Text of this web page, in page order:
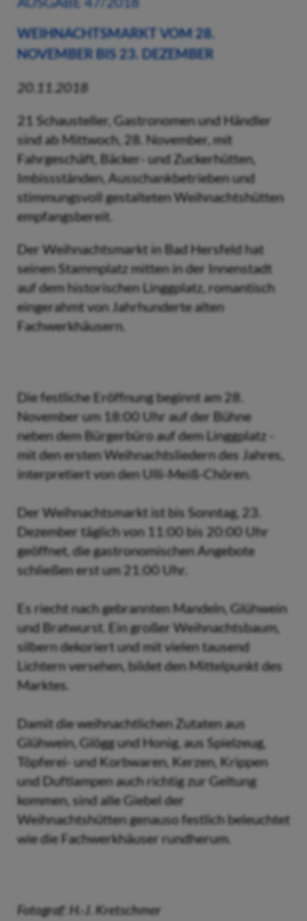
WEIHNACHTSMARKT VOM 28.
NOVEMBER BIS 23. DEZEMBER
20.11.2018
21 Schausteller, Gastronomen und Händler
sind ab Mittwoch, 28. November, mit
Fahrgeschäft, Bäcker- und Zuckerhütten,
Imbissständen, Ausschankbetrieben und
stimmungsvoll gestalteten Weihnachtshütten
empfangsbereit.
Der Weihnachtsmarkt in Bad Hersfeld hat
seinen Stammplatz mitten in der Innenstadt
auf dem historischen Linggplatz, romantisch
eingerahmt von Jahrhunderte alten
Fachwerkhäusern.
Die festliche Eröffnung beginnt am 28.
November um 18:00 Uhr auf der Bühne
neben dem Bürgerbüro auf dem Linggplatz -
mit den ersten Weihnachtsliedern des Jahres,
interpretiert von den Ulli-Meiß-Chören.
Der Weihnachtsmarkt ist bis Sonntag, 23.
Dezember täglich von 11:00 bis 20:00 Uhr
geöffnet, die gastronomischen Angebote
schließen erst um 21:00 Uhr.
Es riecht nach gebrannten Mandeln, Glühwein
und Bratwurst. Ein großer Weihnachtsbaum,
silbern dekoriert und mit vielen tausend
Lichtern versehen, bildet den Mittelpunkt des
Marktes.
Damit die weihnachtlichen Zutaten aus
Glühwein, Glögg und Honig, aus Spielzeug,
Töpferei- und Korbwaren, Kerzen, Krippen
und Duftlampen auch richtig zur Geltung
kommen, sind alle Giebel der
Weihnachtshütten genauso festlich beleuchtet
wie die Fachwerkhäuser rundherum.
Fotograf: H.-J. Kretschmer